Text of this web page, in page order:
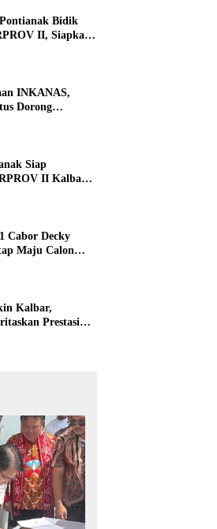
Bidik
II, Siapkan
INKANAS,
Dorong
Siap
II Kalbar
Cabor Decky
Maju Calon
Kalbar,
Prestasi